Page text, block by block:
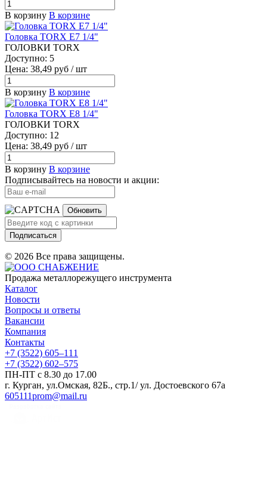
В корзину В корзине
Головка TORX E7 1/4"
ГОЛОВКИ TORX
Доступно: 5
Цена: 38,49 руб / шт
В корзину В корзине
Головка TORX E8 1/4"
ГОЛОВКИ TORX
Доступно: 12
Цена: 38,49 руб / шт
В корзину В корзине
Подписывайтесь на новости и акции:
Обновить
Подписаться
© 2026 Все права защищены.
Продажа металлорежущего инструмента
Каталог
Новости
Вопросы и ответы
Вакансии
Компания
Контакты
+7 (3522) 605‒111
+7 (3522) 602‒575
ПН-ПТ с 8.30 до 17.00
г. Курган, ул.Омская, 82Б., стр.1/ ул. Достоевского 67а
605111prom@mail.ru